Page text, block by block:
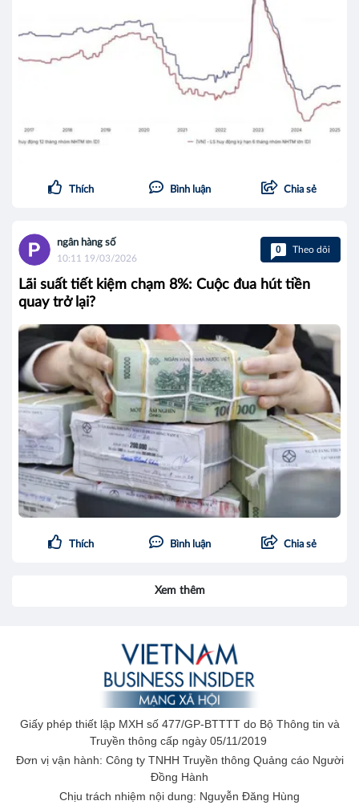
Thích Bình luận Chia sẻ
ngân hàng số
10:11 19/03/2026
0 Theo dõi
Lãi suất tiết kiệm chạm 8%: Cuộc đua hút tiền
quay trở lại?
Thích Bình luận Chia sẻ
Xem thêm
Giấy phép thiết lập MXH số 477/GP-BTTTT do Bộ Thông tin và
Truyền thông cấp ngày 05/11/2019
Đơn vị vận hành: Công ty TNHH Truyền thông Quảng cáo Người
Đồng Hành
Chịu trách nhiệm nội dung: Nguyễn Đăng Hùng